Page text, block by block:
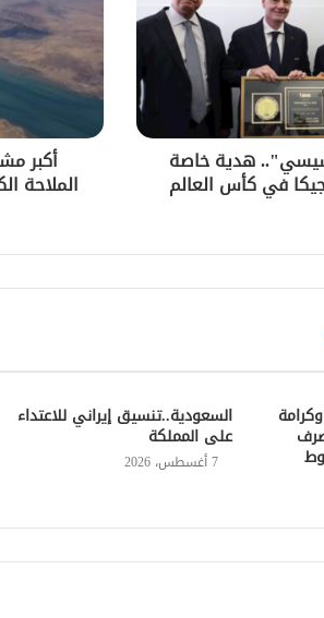
هدية خاصة
في كأس العالم
أكبر
الملاحة
السعودية..تنسيق إيراني للاعتداء
على المملكة
7 أغسطس، 2026